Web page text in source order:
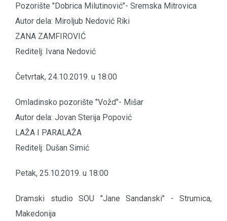
Pozorište "Dobrica Milutinović"- Sremska Mitrovica
Autor dela: Miroljub Nedović Riki
ZANA ZAMFIROVIĆ
Reditelj: Ivana Nedović
Četvrtak, 24.10.2019. u 18:00
Omladinsko pozorište "Vožd"- Mišar
Autor dela: Jovan Sterija Popović
LAŽA I PARALAŽA
Reditelj: Dušan Simić
Petak, 25.10.2019. u 18:00
Dramski studio SOU "Jane Sandanski" - Strumica,
Makedonija